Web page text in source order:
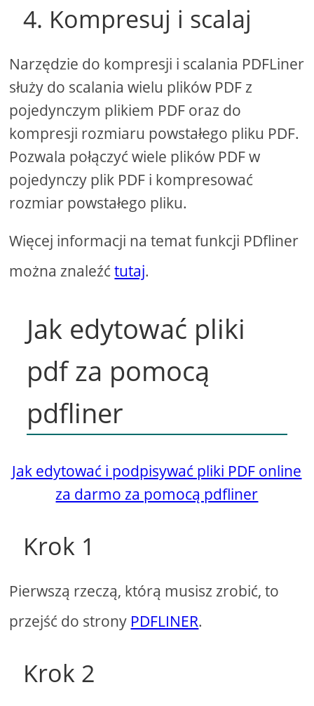
4. Kompresuj i scalaj
Narzędzie do kompresji i scalania PDFLiner
służy do scalania wielu plików PDF z
pojedynczym plikiem PDF oraz do
kompresji rozmiaru powstałego pliku PDF.
Pozwala połączyć wiele plików PDF w
pojedynczy plik PDF i kompresować
rozmiar powstałego pliku.
Więcej informacji na temat funkcji PDfliner
można znaleźćtutaj.
Jak edytować pliki
pdf za pomocą
pdfliner
Jak edytować i podpisywać pliki PDF online
za darmo za pomocą pdfliner
Krok 1
Pierwszą rzeczą, którą musisz zrobić, to
przejść do strony PDFLINER.
Krok 2